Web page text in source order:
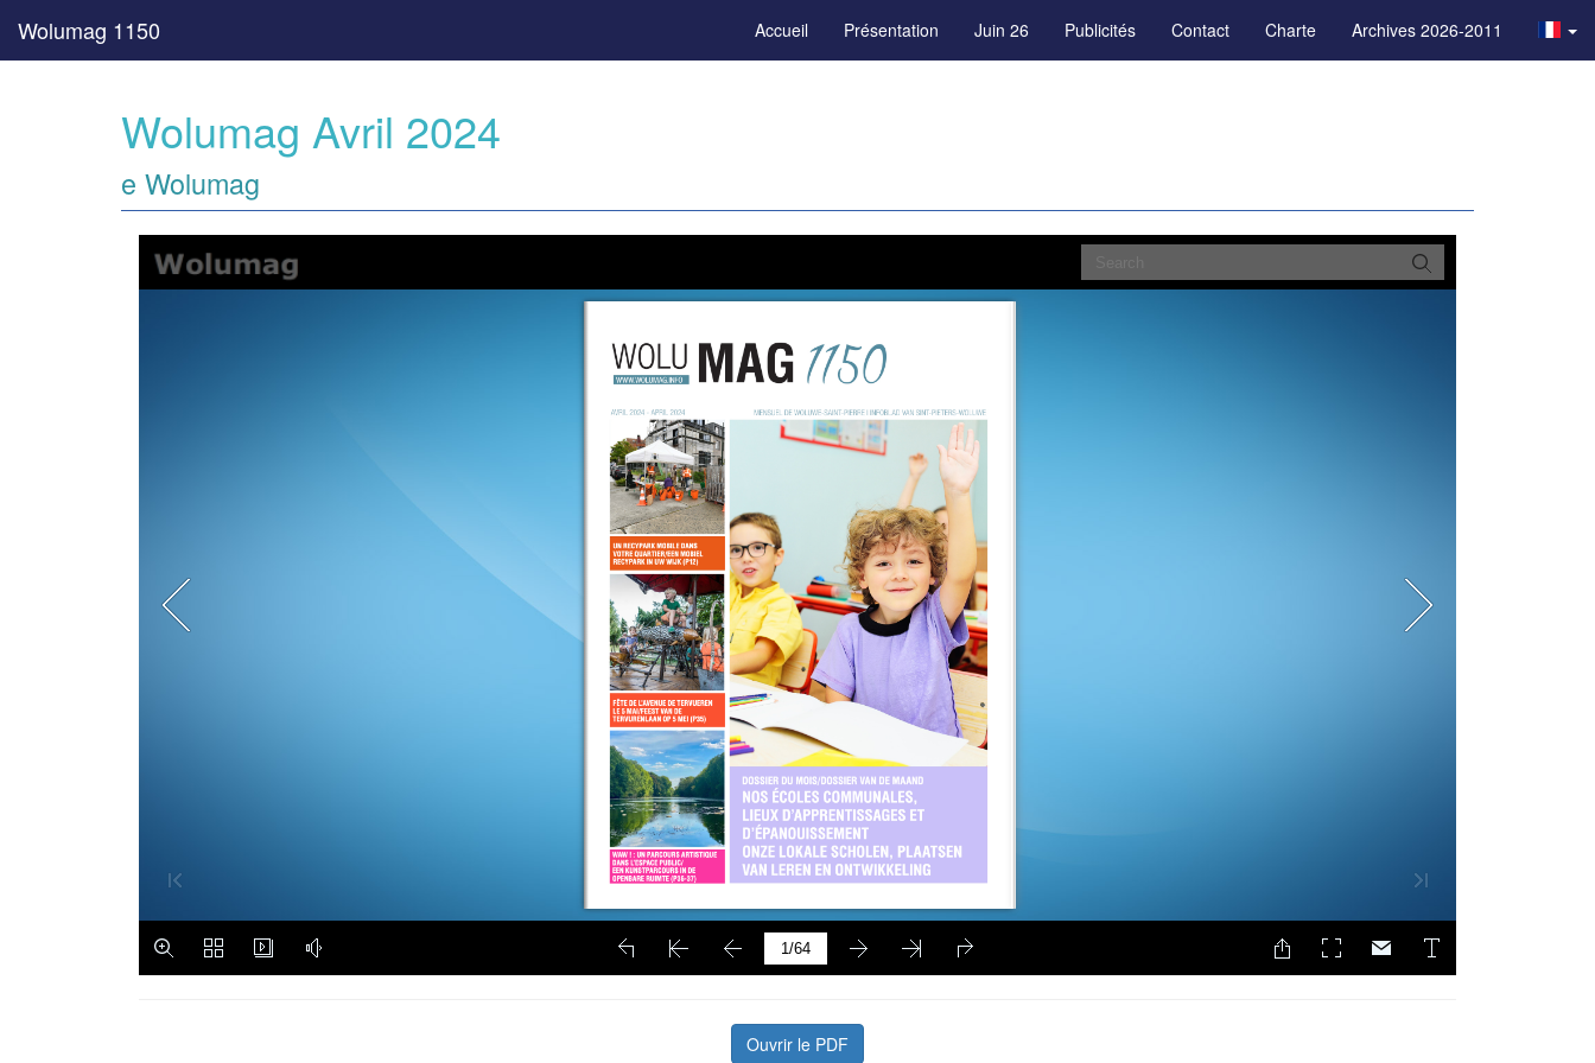
Wolumag 1150 Accueil Présentation Juin 26 Publicités Contact Charte Archives 2026-2011
Wolumag Avril 2024
e Wolumag
Ouvrir le PDF